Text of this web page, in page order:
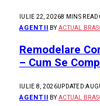
IULIE 22, 20268 MINS READ
AGENTII BY ACTUAL
Remodelare
– Cum Se
IULIE 8, 2026UPDATED:
AGENTII BY ACTUAL